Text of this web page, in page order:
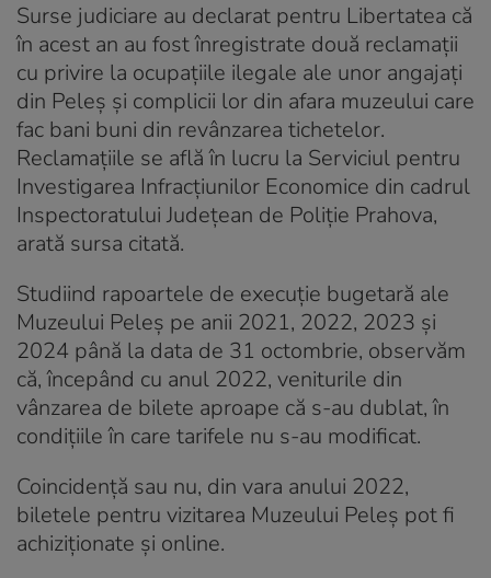
Surse judiciare au declarat pentru Libertatea că
în acest an au fost înregistrate două reclamații
cu privire la ocupațiile ilegale ale unor angajați
din Peleș și complicii lor din afara muzeului care
fac bani buni din revânzarea tichetelor.
Reclamațiile se află în lucru la Serviciul pentru
Investigarea Infracțiunilor Economice din cadrul
Inspectoratului Județean de Poliție Prahova,
arată sursa citată.
Studiind rapoartele de execuție bugetară ale
Muzeului Peleș pe anii 2021, 2022, 2023 și
2024 până la data de 31 octombrie, observăm
că, începând cu anul 2022, veniturile din
vânzarea de bilete aproape că s-au dublat, în
condițiile în care tarifele nu s-au modificat.
Coincidență sau nu, din vara anului 2022,
biletele pentru vizitarea Muzeului Peleș pot fi
achiziționate și online.